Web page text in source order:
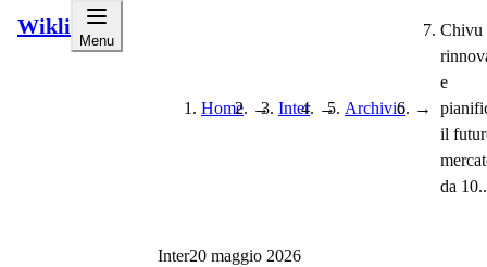
Wikli
Menu
Home → Inter → Archivio →
Chivu
e
il
da
Inter20 maggio 2026